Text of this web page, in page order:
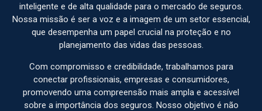
inteligente e de alta qualidade para o mercado de seguros.
Nossa missão é ser a voz e a imagem de um setor essencial,
que desempenha um papel crucial na proteção e no
planejamento das vidas das pessoas.
Com compromisso e credibilidade, trabalhamos para
conectar profissionais, empresas e consumidores,
promovendo uma compreensão mais ampla e acessível
sobre a importância dos seguros. Nosso objetivo é não